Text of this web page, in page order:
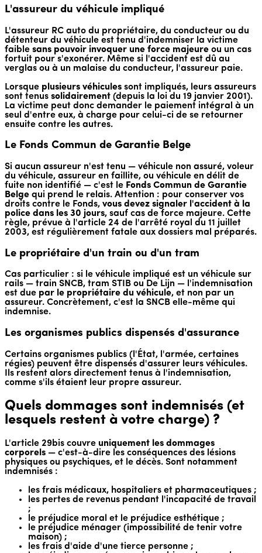
L'assureur du véhicule impliqué
L'assureur RC auto du propriétaire, du conducteur ou du
détenteur du véhicule est tenu d'indemniser la victime
faible sans pouvoir invoquer une force majeure ou un cas
fortuit pour s'exonérer. Même si l'accident est dû au
verglas ou à un malaise du conducteur, l'assureur paie.
Lorsque plusieurs véhicules sont impliqués, leurs assureurs
sont tenus solidairement (depuis la loi du 19 janvier 2001).
La victime peut donc demander le paiement intégral à un
seul d'entre eux, à charge pour celui-ci de se retourner
ensuite contre les autres.
Le Fonds Commun de Garantie Belge
Si aucun assureur n'est tenu — véhicule non assuré, voleur
du véhicule, assureur en faillite, ou véhicule en délit de
fuite non identifié — c'est le Fonds Commun de Garantie
Belge qui prend le relais. Attention : pour conserver vos
droits contre le Fonds, vous devez signaler l'accident à la
police dans les 30 jours, sauf cas de force majeure. Cette
règle, prévue à l'article 24 de l'arrêté royal du 11 juillet
2003, est régulièrement fatale aux dossiers mal préparés.
Le propriétaire d'un train ou d'un tram
Cas particulier : si le véhicule impliqué est un véhicule sur
rails — train SNCB, tram STIB ou De Lijn — l'indemnisation
est due par le propriétaire du véhicule, et non par un
assureur. Concrètement, c'est la SNCB elle-même qui
indemnise.
Les organismes publics dispensés d'assurance
Certains organismes publics (l'État, l'armée, certaines
régies) peuvent être dispensés d'assurer leurs véhicules.
Ils restent alors directement tenus à l'indemnisation,
comme s'ils étaient leur propre assureur.
Quels dommages sont indemnisés (et
lesquels restent à votre charge) ?
L'article 29bis couvre uniquement les dommages
corporels — c'est-à-dire les conséquences des lésions
physiques ou psychiques, et le décès. Sont notamment
indemnisés :
les frais médicaux, hospitaliers et pharmaceutiques ;
les pertes de revenus pendant l'incapacité de travail
;
le préjudice moral et le préjudice esthétique ;
le préjudice ménager (impossibilité de tenir votre
maison) ;
les frais d'aide d'une tierce personne ;